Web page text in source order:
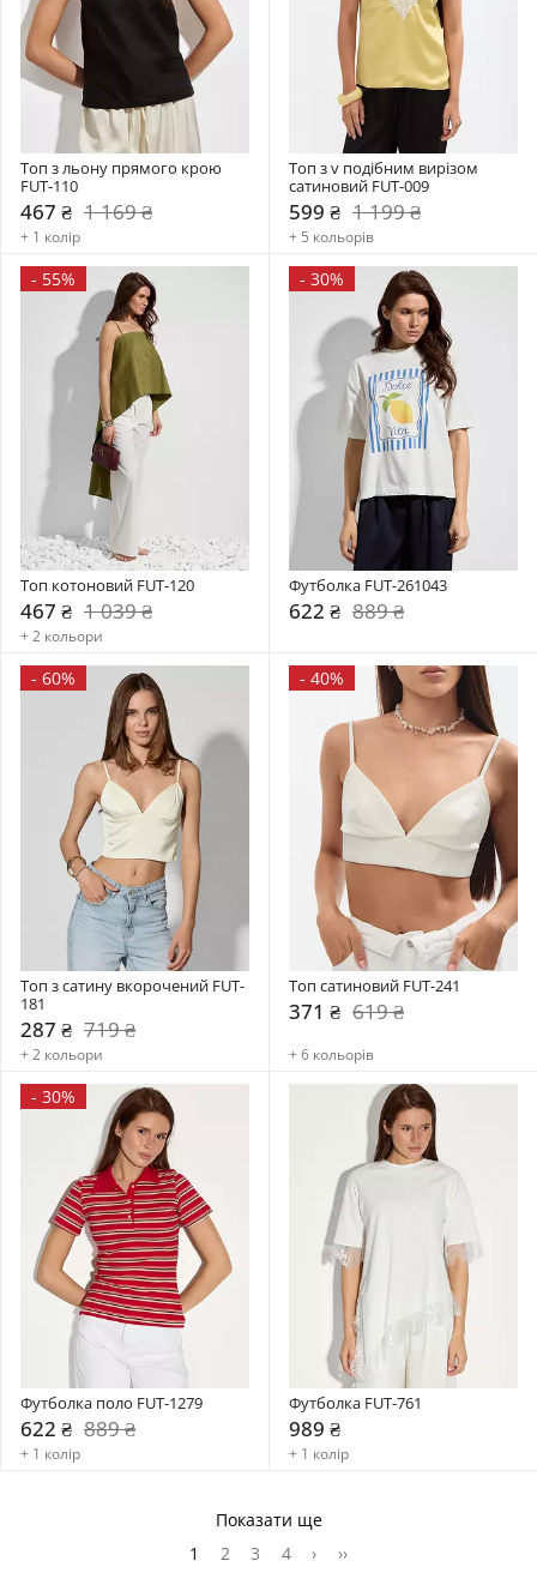
Топ з льону прямого крою
FUT-110
467 ₴ 1 169 ₴
+ 1 колір
Топ з v подібним вирізом
сатиновий FUT-009
599 ₴ 1 199 ₴
+ 5 кольорів
- 55%
Топ котоновий FUT-120
467 ₴ 1 039 ₴
+ 2 кольори
- 30%
Футболка FUT-261043
622 ₴ 889 ₴
- 60%
Топ з сатину вкорочений FUT-
181
287 ₴ 719 ₴
+ 2 кольори
- 40%
Топ сатиновий FUT-241
371 ₴ 619 ₴
+ 6 кольорів
- 30%
Футболка поло FUT-1279
622 ₴ 889 ₴
+ 1 колір
Футболка FUT-761
989 ₴
+ 1 колір
Показати ще
1
2 3 4 › ››